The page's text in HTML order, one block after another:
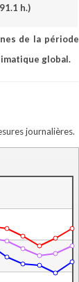
h.)
de la période
global.
journalières.